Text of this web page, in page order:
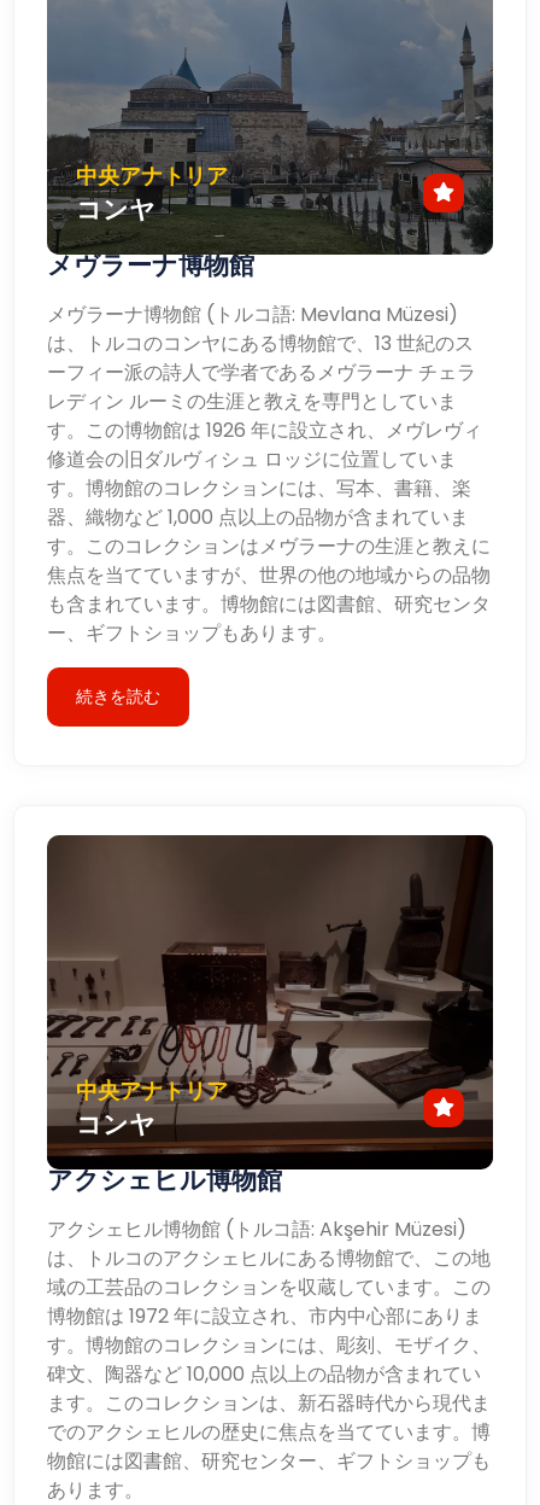
中央アナトリア
コンヤ
メヴラーナ博物館
メヴラーナ博物館 (トルコ語: Mevlana Müzesi)
は、トルコのコンヤにある博物館で、13 世紀のス
ーフィー派の詩人で学者であるメヴラーナ チェラ
レディン ルーミの生涯と教えを専門としていま
す。この博物館は 1926 年に設立され、メヴレヴィ
修道会の旧ダルヴィシュ ロッジに位置していま
す。博物館のコレクションには、写本、書籍、楽
器、織物など 1,000 点以上の品物が含まれていま
す。このコレクションはメヴラーナの生涯と教えに
焦点を当てていますが、世界の他の地域からの品物
も含まれています。博物館には図書館、研究センタ
ー、ギフトショップもあります。
続きを読む
中央アナトリア
コンヤ
アクシェヒル博物館
アクシェヒル博物館 (トルコ語: Akşehir Müzesi)
は、トルコのアクシェヒルにある博物館で、この地
域の工芸品のコレクションを収蔵しています。この
博物館は 1972 年に設立され、市内中心部にありま
す。博物館のコレクションには、彫刻、モザイク、
碑文、陶器など 10,000 点以上の品物が含まれてい
ます。このコレクションは、新石器時代から現代ま
でのアクシェヒルの歴史に焦点を当てています。博
物館には図書館、研究センター、ギフトショップも
あります。